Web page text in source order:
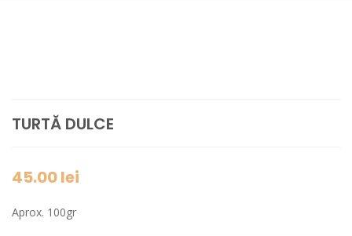
TURTĂ DULCE
45.00lei
Aprox. 100gr